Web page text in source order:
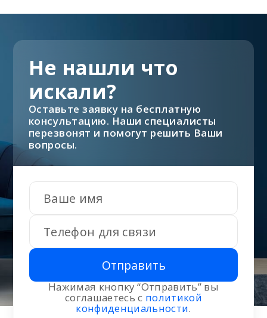
Отправить
Нажимая кнопку “Отправить” вы
соглашаетесь с политикой
конфиденциальности.
Не нашли что
искали?
Оставьте заявку на бесплатную
консультацию. Наши специалисты
перезвонят и помогут решить Ваши
вопросы.